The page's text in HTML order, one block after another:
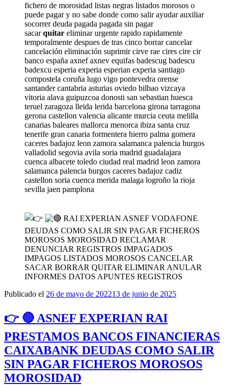
fichero de morosidad listas negras listados morosos o
puede pagar y no sabe donde como salir ayudar auxiliar
socorrer deuda pagada pagada sin pagar
sacarquitar eliminar urgente rapido rapidamente
temporalmente despues de tras cinco borrar cancelar
cancelación eliminación suprimir cirve rae cires cire cir
banco españa axnef axnev equifas badescug badescu
badexcu esperia experia esperian experia santiago
compostela coruña lugo vigo pontevedra orense
santander cantabria asturias oviedo bilbao vizcaya
vitoria alava guipuzcoa donosti san sebastian huesca
teruel zaragoza lleida lerida barcelona girona tarragona
gerona castellon valencia alicante murcia ceuta melilla
canarias baleares mallorca menorca ibiza santa cruz
tenerife gran canaria formentera hierro palma gomera
caceres badajoz leon zamora salamanca palencia burgos
valladolid segovia avila soria madrid guadalajara
cuenca albacete toledo ciudad real madrid leon zamora
salamanca palencia burgos caceres badajoz cadiz
castellon soria cuenca merida malaga logroño la rioja
sevilla jaen pamplona
RAI EXPERIAN ASNEF VODAFONE
DEUDAS COMO SALIR SIN PAGAR FICHEROS
MOROSOS MOROSIDAD RECLAMAR
DENUNCIAR REGISTROS IMPAGADOS
IMPAGOS LISTADOS MOROSOS CANCELAR
SACAR BORRAR QUITAR ELIMINAR ANULAR
INFORMES DATOS APUNTES REGISTROS
Publicado el 26 de mayo de 202213 de junio de 2025
👉 🔴 ASNEF EXPERIAN RAI
PRESTAMOS BANCOS FINANCIERAS
CAIXABANK DEUDAS COMO SALIR
SIN PAGAR FICHEROS MOROSOS
MOROSIDAD